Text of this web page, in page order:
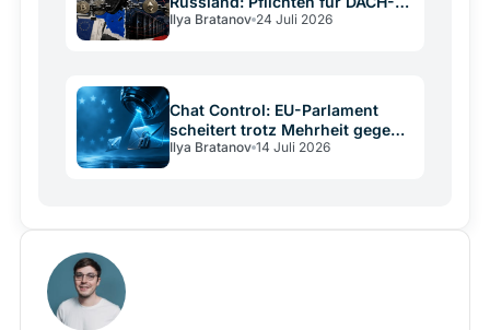
Betreiber
Ilya Bratanov 24 Juli 2026
Chat Control: EU-Parlament
scheitert trotz Mehrheit gegen
Nachrichtenscans
Ilya Bratanov 14 Juli 2026